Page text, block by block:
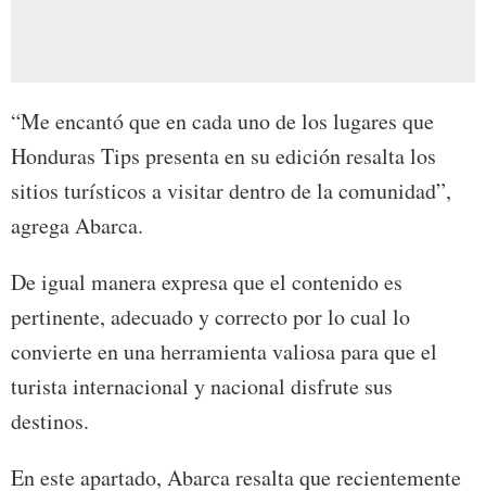
“Me encantó que en cada uno de los lugares que
Honduras Tips presenta en su edición resalta los
sitios turísticos a visitar dentro de la comunidad”,
agrega Abarca.
De igual manera expresa que el contenido es
pertinente, adecuado y correcto por lo cual lo
convierte en una herramienta valiosa para que el
turista internacional y nacional disfrute sus
destinos.
En este apartado, Abarca resalta que recientemente